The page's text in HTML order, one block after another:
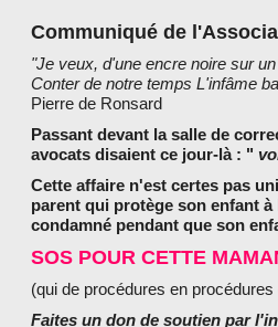
Communiqué de
"Je veux, d'une encre noire sur
Conter de notre temps L'infâme
Pierre de Ronsard
Passant devant la salle de
avocats disaient ce jour-là : "
Cette affaire n'est certes pas
parent qui protège son enfant
condamné pendant que son
SOS POUR CETTE
(qui de procédures en
Faites un don de soutien par